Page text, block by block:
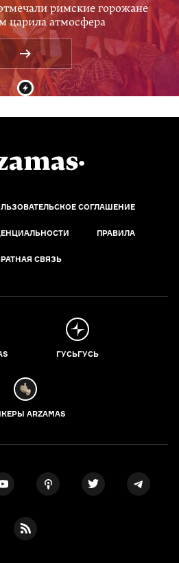
римские горожане
царила атмосфера
СОГЛАШЕНИЕ
ПРАВИЛА
СВЯЗЬ
ГУСЬГУСЬ
ARZAMAS